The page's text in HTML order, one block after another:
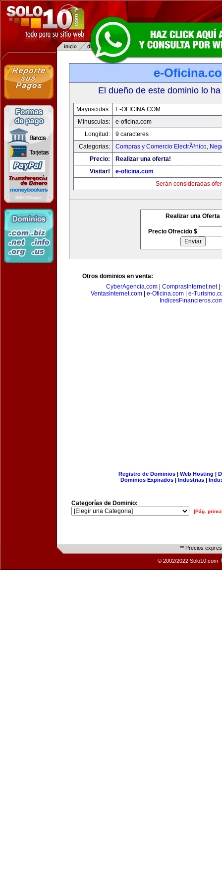
e-
El dueño de este dominio lo
Mayusculas:
E-OFICINA.COM
Minusculas:
e-oficina.com
Longitud:
9 caracteres
Categorias:
Compras y Comercio ElectrÃ³nico,
Precio:
Realizar una oferta!
Visitar!
e-oficina.com
Serán consideradas
Realizar una Oferta
Precio Ofrecido $
Otros dominios en venta:
CyberAgencia.com| ComprasInternet.net|
VentasInternet.com
e-Oficina.com
e-
Registro de Dominios| Web Hosting |
Dominios Expirados | Industrias |
Categorías de Dominio:
[Pág.
** Precios
© 2002/2022 Solo10.com